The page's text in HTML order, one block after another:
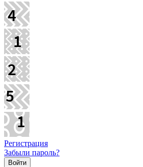
Регистрация
Забыли пароль?